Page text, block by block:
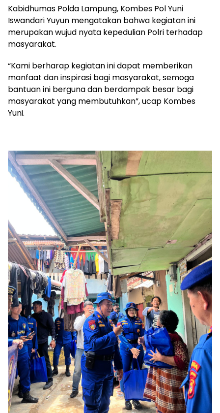
Kabidhumas Polda Lampung, Kombes Pol Yuni
Iswandari Yuyun mengatakan bahwa kegiatan ini
merupakan wujud nyata kepedulian Polri terhadap
masyarakat.
“Kami berharap kegiatan ini dapat memberikan
manfaat dan inspirasi bagi masyarakat, semoga
bantuan ini berguna dan berdampak besar bagi
masyarakat yang membutuhkan”, ucap Kombes
Yuni.